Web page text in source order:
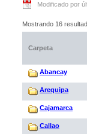
Modificado por
Mostrando 16
Carpeta
Abancay
Arequipa
Cajamarca
Callao